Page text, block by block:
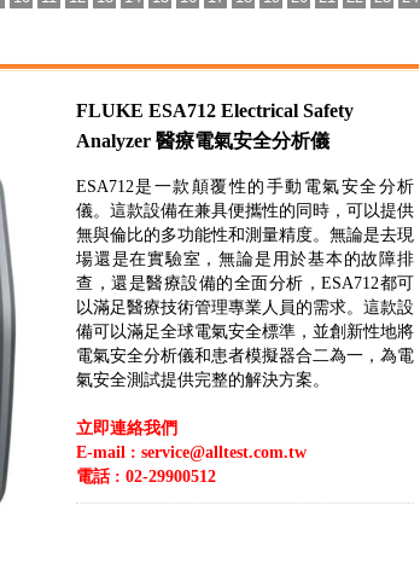
FLUKE ESA712 Electrical Safety
Analyzer 醫療電氣安全分析儀
ESA712是一款顛覆性的手動電氣安全分析
儀。這款設備在兼具便攜性的同時，可以提供
無與倫比的多功能性和測量精度。無論是去現
場還是在實驗室，無論是用於基本的故障排
查，還是醫療設備的全面分析，ESA712都可
以滿足醫療技術管理專業人員的需求。這款設
備可以滿足全球電氣安全標準，並創新性地將
電氣安全分析儀和患者模擬器合二為一，為電
氣安全測試提供完整的解決方案。
立即連絡我們
E-mail : service@alltest.com.tw
電話 : 02-29900512